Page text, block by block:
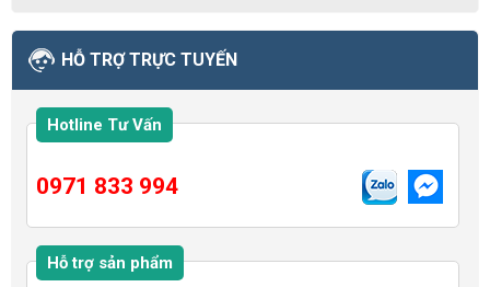
HỖ TRỢ TRỰC TUYẾN
Hotline Tư Vấn
0971 833 994
Hỗ trợ sản phẩm